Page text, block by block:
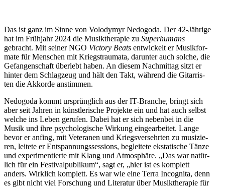
Das ist ganz im Sinne von Volo­dymyr Nedo­goda. Der 42-Jährige
hat im Früh­jahr 2024 die Musik­the­ra­pie zu Super­hu­mans
gebracht. Mit seiner NGO Victory Beats ent­wi­ckelt er Musik­for­
mate für Men­schen mit Kriegs­trau­mata, dar­un­ter auch solche, die
Gefan­gen­schaft über­lebt haben. An diesem Nach­mit­tag sitzt er
hinter dem Schlag­zeug und hält den Takt, während die Gitar­ris­
ten die Akkorde anstimmen.
Nedo­goda kommt ursprüng­lich aus der IT-Branche, bringt sich
aber seit Jahren in künst­le­ri­sche Pro­jekte ein und hat auch selbst
welche ins Leben gerufen. Dabei hat er sich neben­bei in die
Musik und ihre psy­cho­lo­gi­sche Wirkung ein­ge­ar­bei­tet. Lange
bevor er anfing, mit Vete­ra­nen und Kriegs­ver­sehr­ten zu musi­zie­
ren, leitete er Ent­span­nungs­ses­si­ons, beglei­tete eksta­ti­sche Tänze
und expe­ri­men­tierte mit Klang und Atmo­sphäre. „Das war natür­
lich für ein Fes­ti­val­pu­bli­kum“, sagt er, „hier ist es kom­plett
anders. Wirk­lich kom­plett. Es war wie eine Terra Inco­gnita, denn
es gibt nicht viel For­schung und Lite­ra­tur über Musik­the­ra­pie für